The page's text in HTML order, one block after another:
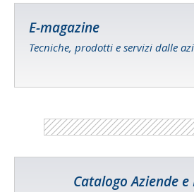
E-magazine
Tecniche, prodotti e servizi dalle
Catalogo Aziende